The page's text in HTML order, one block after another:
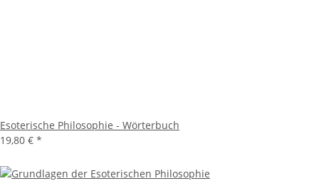
Esoterische Philosophie - Wörterbuch
19,80 € *